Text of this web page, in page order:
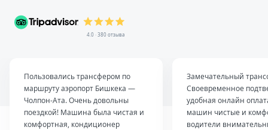
4.0 · 380 отзыва
Пользовались трансфером по
маршруту аэропорт Бишкека —
Чолпон-Ата. Очень довольны
поездкой! Машина была чистая и
комфортная, кондиционер
Замечательный
Своевременное
удобная онлайн
машин чистые и
водители